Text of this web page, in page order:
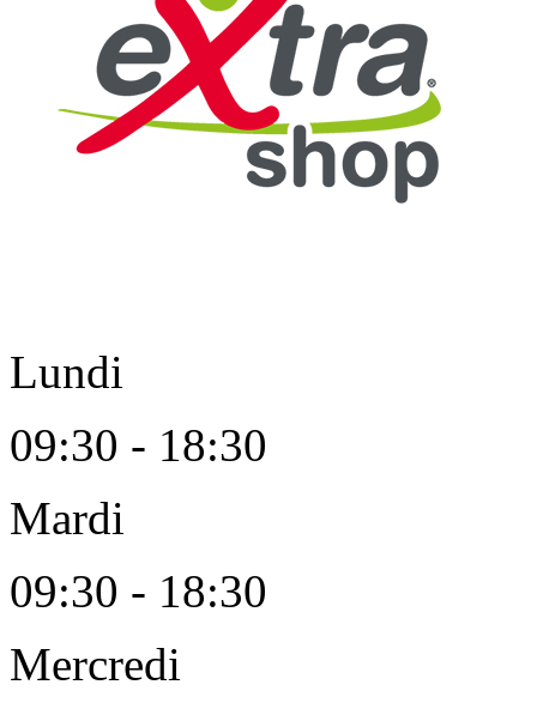
Lundi
09:30 - 18:30
Mardi
09:30 - 18:30
Mercredi